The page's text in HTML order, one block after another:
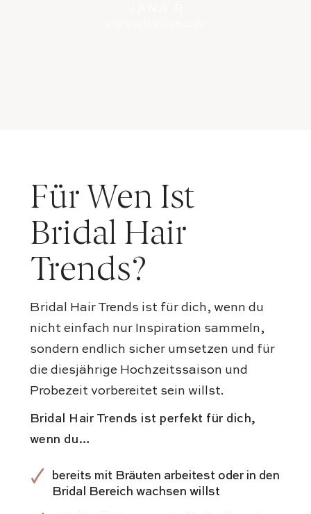
Für Wen Ist
Bridal Hair
Trends?
Bridal Hair Trends ist für dich, wenn du
nicht einfach nur Inspiration sammeln,
sondern endlich sicher umsetzen und für
die diesjährige Hochzeitssaison und
Probezeit vorbereitet sein willst.
Bridal Hair Trends ist perfekt für dich,
wenn du…
bereits mit Bräuten arbeitest oder in den
Bridal Bereich wachsen willst